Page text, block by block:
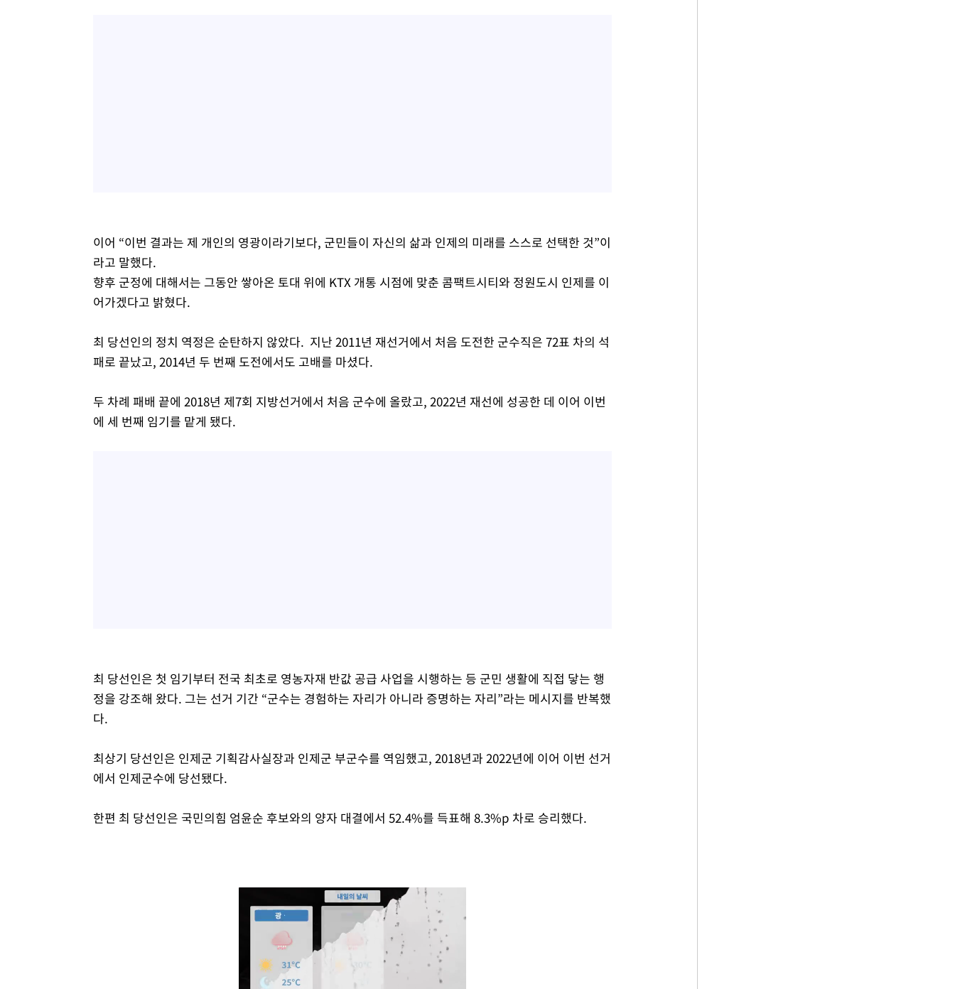
이어 “이번 결과는 제 개인의 영광이라기보다, 군민들이 자신의 삶과 인제의 미래를 스스로 선택한 것”이
라고 말했다.
향후 군정에 대해서는 그동안 쌓아온 토대 위에 KTX 개통 시점에 맞춘 콤팩트시티와 정원도시 인제를 이
어가겠다고 밝혔다.
최 당선인의 정치 역정은 순탄하지 않았다. 지난 2011년 재선거에서 처음 도전한 군수직은 72표 차의 석
패로 끝났고, 2014년 두 번째 도전에서도 고배를 마셨다.
두 차례 패배 끝에 2018년 제7회 지방선거에서 처음 군수에 올랐고, 2022년 재선에 성공한 데 이어 이번
에 세 번째 임기를 맡게 됐다.
최 당선인은 첫 임기부터 전국 최초로 영농자재 반값 공급 사업을 시행하는 등 군민 생활에 직접 닿는 행
정을 강조해 왔다. 그는 선거 기간 “군수는 경험하는 자리가 아니라 증명하는 자리”라는 메시지를 반복했
다.
최상기 당선인은 인제군 기획감사실장과 인제군 부군수를 역임했고, 2018년과 2022년에 이어 이번 선거
에서 인제군수에 당선됐다.
한편 최 당선인은 국민의힘 엄윤순 후보와의 양자 대결에서 52.4%를 득표해 8.3%p 차로 승리했다.